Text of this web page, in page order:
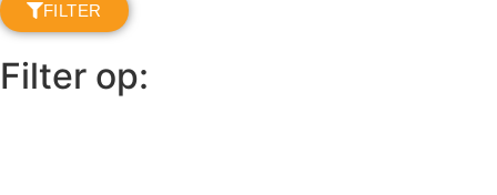
FILTER
Filter op: